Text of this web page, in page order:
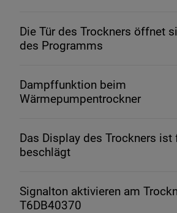
Die Tür des Trockners öffnet
des Programms
Dampffunktion beim
Wärmepumpentrockner
Das Display des Trockners ist
beschlägt
Signalton aktivieren am
T6DB40370